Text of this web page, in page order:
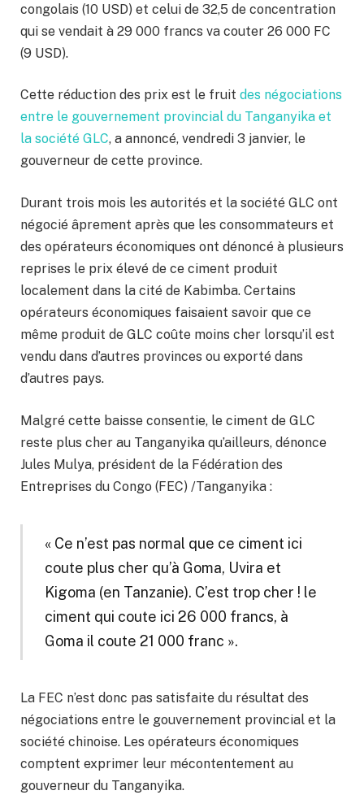
congolais (10 USD) et celui de 32,5 de concentration
qui se vendait à 29 000 francs va couter 26 000 FC
(9 USD).
Cette réduction des prix est le fruit des négociations
entre le gouvernement provincial du Tanganyika et
la société GLC, a annoncé, vendredi 3 janvier, le
gouverneur de cette province.
Durant trois mois les autorités et la société GLC ont
négocié âprement après que les consommateurs et
des opérateurs économiques ont dénoncé à plusieurs
reprises le prix élevé de ce ciment produit
localement dans la cité de Kabimba. Certains
opérateurs économiques faisaient savoir que ce
même produit de GLC coûte moins cher lorsqu’il est
vendu dans d’autres provinces ou exporté dans
d’autres pays.
Malgré cette baisse consentie, le ciment de GLC
reste plus cher au Tanganyika qu’ailleurs, dénonce
Jules Mulya, président de la Fédération des
Entreprises du Congo (FEC) /Tanganyika :
« Ce n’est pas normal que ce ciment ici
coute plus cher qu’à Goma, Uvira et
Kigoma (en Tanzanie). C’est trop cher ! le
ciment qui coute ici 26 000 francs, à
Goma il coute 21 000 franc ».
La FEC n’est donc pas satisfaite du résultat des
négociations entre le gouvernement provincial et la
société chinoise. Les opérateurs économiques
comptent exprimer leur mécontentement au
gouverneur du Tanganyika.